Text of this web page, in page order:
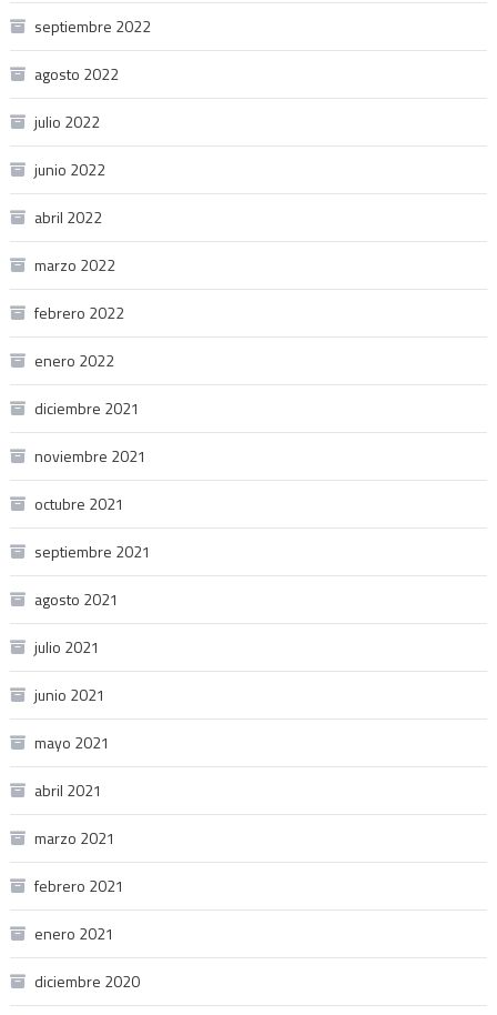
septiembre 2022
agosto 2022
julio 2022
junio 2022
abril 2022
marzo 2022
febrero 2022
enero 2022
diciembre 2021
noviembre 2021
octubre 2021
septiembre 2021
agosto 2021
julio 2021
junio 2021
mayo 2021
abril 2021
marzo 2021
febrero 2021
enero 2021
diciembre 2020